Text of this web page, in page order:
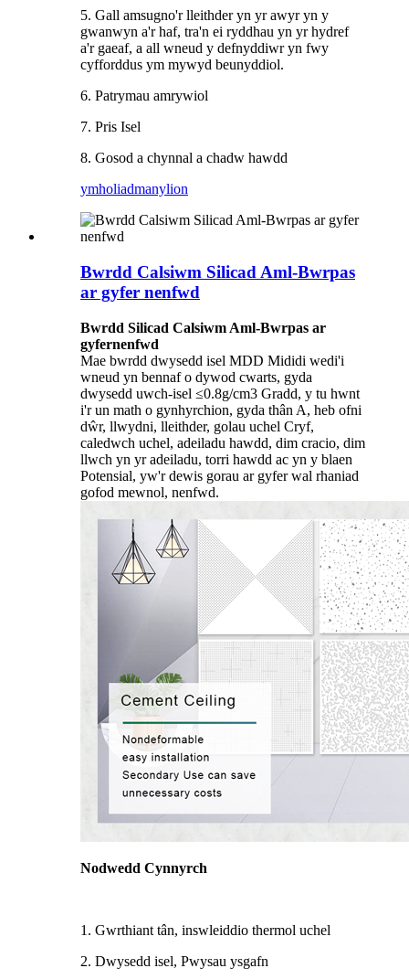
5. Gall amsugno'r lleithder yn yr awyr yn y
gwanwyn a'r haf, tra'n ei ryddhau yn yr hydref
a'r gaeaf, a all wneud y defnyddiwr yn fwy
cyfforddus ym mywyd beunyddiol.
6. Patrymau amrywiol
7. Pris Isel
8. Gosod a chynnal a chadw hawdd
ymholiadmanylion
Bwrdd Calsiwm Silicad Aml-Bwrpas
ar gyfer nenfwd
Bwrdd Silicad Calsiwm Aml-Bwrpas ar
gyfernenfwd
Mae bwrdd dwysedd isel MDD Mididi wedi'i
wneud yn bennaf o dywod cwarts, gyda
dwysedd uwch-isel ≤0.8g/cm3 Gradd, y tu hwnt
i'r un math o gynhyrchion, gyda thân A, heb ofni
dŵr, llwydni, lleithder, golau uchel Cryf,
caledwch uchel, adeiladu hawdd, dim cracio, dim
llwch yn yr adeiladu, torri hawdd ac yn y blaen
Potensial, yw'r dewis gorau ar gyfer wal rhaniad
gofod mewnol, nenfwd.
Nodwedd Cynnyrch
1. Gwrthiant tân, inswleiddio thermol uchel
2. Dwysedd isel, Pwysau ysgafn